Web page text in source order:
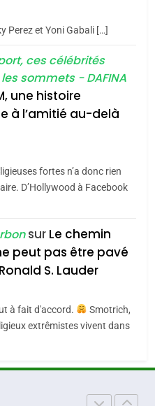
la Nostalgie
pourrait
à 13 pays
latine
l’année la plus
selon le
d’ADL contre
ET RÉSILIENTE :
JE REVENDIQUE
Perez et Yoni Gabali […]
ces célébrités
sommets - DAFINA
une histoire
à l’amitié au-delà
fortes n’a donc rien
D’Hollywood à Facebook
sur Le chemin
peut pas être pavé
S. Lauder
à fait d'accord.
Smotrich,
extrêmistes vivent dans
JE REVENDIQUE
Dvir
NOUS MANQUE –
Hadida
Les amandes de
produits
– Vanessa De
génocide, je dis
La nouvelle